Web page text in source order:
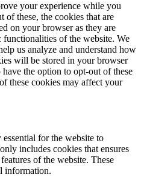
your experience while you
of these, the cookies that are
on your browser as they are
of the website. We
us analyze and understand how
will be stored in your browser
the option to opt-out of these
these cookies may affect your
for the website to
includes cookies that ensures
of the website. These
information.